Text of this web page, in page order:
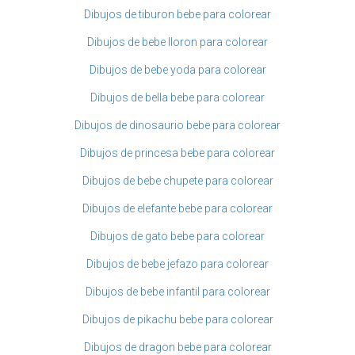
Dibujos de tiburon bebe para colorear
Dibujos de bebe lloron para colorear
Dibujos de bebe yoda para colorear
Dibujos de bella bebe para colorear
Dibujos de dinosaurio bebe para colorear
Dibujos de princesa bebe para colorear
Dibujos de bebe chupete para colorear
Dibujos de elefante bebe para colorear
Dibujos de gato bebe para colorear
Dibujos de bebe jefazo para colorear
Dibujos de bebe infantil para colorear
Dibujos de pikachu bebe para colorear
Dibujos de dragon bebe para colorear